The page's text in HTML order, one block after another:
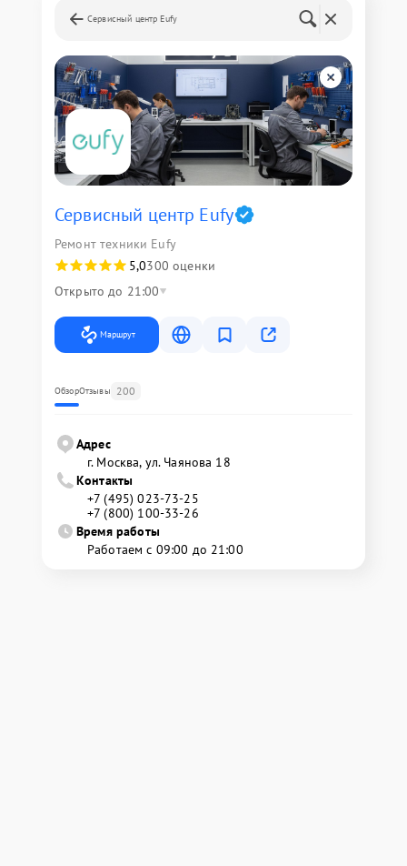
Сервисный центр Eufy
Сервисный центр Eufy
Ремонт техники Eufy
5,0300 оценки
Открыто до 21:00
Маршрут
ОбзорОтзывы 200
Адрес
г. Москва, ул. Чаянова 18
Контакты
+7 (495) 023-73-25
+7 (800) 100-33-26
Время работы
Работаем с 09:00 до 21:00